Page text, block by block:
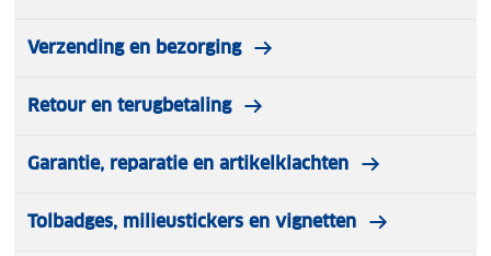
Verzending en bezorging
Retour en terugbetaling
Garantie, reparatie en artikelklachten
Tolbadges, milieustickers en vignetten